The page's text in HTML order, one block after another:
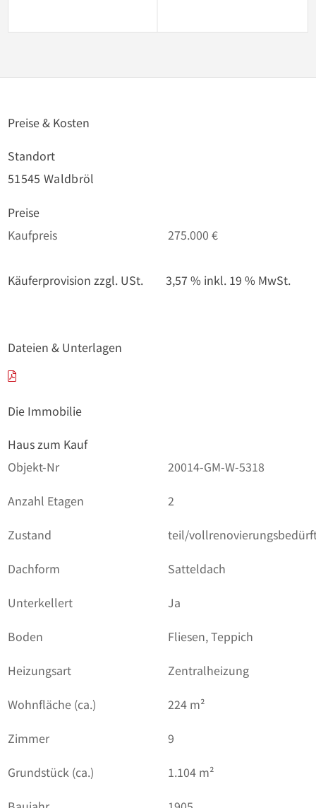
Preise & Kosten
Standort
51545 Waldbröl
Preise
Kaufpreis
275.000 €
Käuferprovision zzgl. USt. 3,57 % inkl. 19 % MwSt.
Dateien & Unterlagen
Die Immobilie
Haus zum Kauf
Objekt-Nr
20014-GM-W-5318
Anzahl Etagen
2
Zustand
teil/
Dachform
Satteldach
Unterkellert
Ja
Boden
Fliesen, Teppich
Heizungsart
Zentralheizung
Wohnfläche (ca.)
224 m²
Zimmer
9
Grundstück (ca.)
1.104 m²